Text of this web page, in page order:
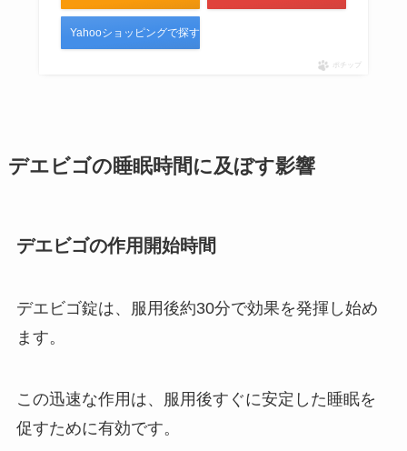
Yahooショッピングで探す
ポチップ
デエビゴの睡眠時間に及ぼす影響
デエビゴの作用開始時間
デエビゴ錠は、服用後約30分で効果を発揮し始め
ます。
この迅速な作用は、服用後すぐに安定した睡眠を
促すために有効です。